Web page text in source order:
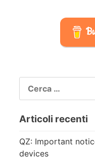
PER:
Articoli recenti
QZ: Important
devices